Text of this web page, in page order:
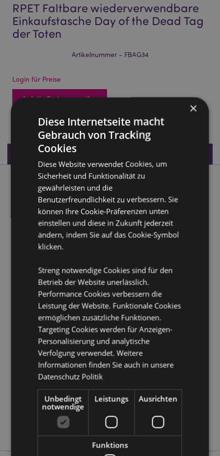
RPET Faltbare wiederverwendbare
Einkaufstasche Day of the Dead Tag
der Toten
Artikelnummer - FBAG34
Login für Preise
Auf die Preise zugreifen
2376 auf Lager
Produktdaten
Produktbeschreibung
RPET Faltbare wiederverwendbare Einkaufstasche Day of
the Dead Tag der Toten
Material: RPET Recycelte Plastikflaschen
Produktinformation:
einfache Aufbewahrung ermöglicht, wenn sie nicht in
Gebrauch ist.
Wiederverwendbar:Ja
Produktattribute
Höhe 42cm Breite 44cm Tiefe 0.1cm Pouch
11x13.5x1.5cm
5055071508868
180
0.080000
Keine
Keine
×
Diese Internetseite macht
Gebrauch von Tracking
Cookies
Diese Website verwendet Cookies, um
Sicherheit und Funktionalität zu
gewährleisten und die
Benutzerfreundlichkeit zu verbessern. Sie
können Ihre Cookie-Präferenzen unten
einstellen und diese in Zukunft jederzeit
ändern, indem Sie auf das Cookie-Symbol
klicken.
Streng notwendige Cookies sind für den
Betrieb der Website unerlässlich.
Performance Cookies verbessern die
Leistung der Website. Funktionale Cookies
ermöglichen zusätzliche Funktionen.
Targeting Cookies werden für Anzeigen-
Personalisierung und analytische
Verfolgung verwendet. Weitere
Informationen finden Sie auch in unsere
Datenschutz Politik
Unbedingt
notwendige
Leistungs Ausrichten
Funktions